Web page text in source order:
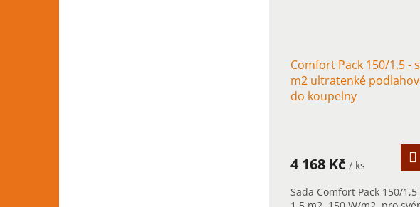
Comfort Pack 150/1,5 -
m2 ultratenké
do koupelny
4 168 Kč / ks
Sada Comfort Pack 150/